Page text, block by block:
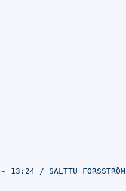
- 13:24 SALTTU FORSSTRÖM